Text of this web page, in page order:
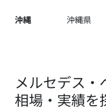
沖縄 沖縄県
メルセデス
相場・実績を